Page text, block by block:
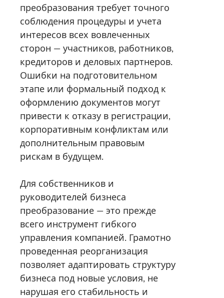
преобразования требует точного
соблюдения процедуры и учета
интересов всех вовлеченных
сторон — участников, работников,
кредиторов и деловых партнеров.
Ошибки на подготовительном
этапе или формальный подход к
оформлению документов могут
привести к отказу в регистрации,
корпоративным конфликтам или
дополнительным правовым
рискам в будущем.
Для собственников и
руководителей бизнеса
преобразование — это прежде
всего инструмент гибкого
управления компанией. Грамотно
проведенная реорганизация
позволяет адаптировать структуру
бизнеса под новые условия, не
нарушая его стабильность и